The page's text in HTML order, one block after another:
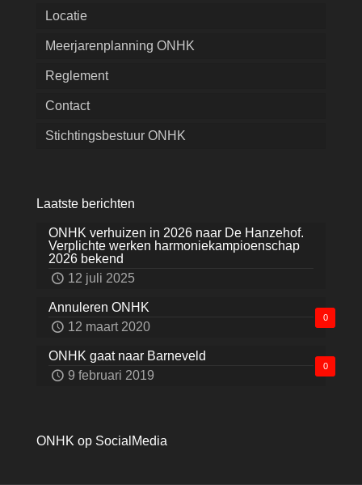
Locatie
Meerjarenplanning ONHK
Reglement
Contact
Stichtingsbestuur ONHK
Laatste berichten
ONHK verhuizen in 2026 naar De Hanzehof.
Verplichte werken harmoniekampioenschap
2026 bekend
12 juli 2025
0
Annuleren ONHK
12 maart 2020
0
ONHK gaat naar Barneveld
9 februari 2019
ONHK op SocialMedia